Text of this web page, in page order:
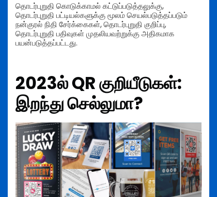
தொடர்புறுதி கொடுக்காமல் கட்டுப்படுத்தலுக்கு,
தொடர்புறுதி பட்டியல்களுக்கு மூலம் செயல்படுத்தப்படும்
நன்குரல் நிதி சேர்க்கைகள், தொடர்புறுதி குறிப்பு,
தொடர்புறுதி பதிவுகள் முதலியவற்றுக்கு அதிகமாக
பயன்படுத்தப்பட்டது.
2023ல் QR குறியீடுகள்:
இறந்து செல்லுமா?